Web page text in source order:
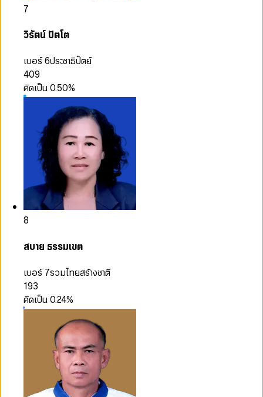
7
วิรัตน์ ปัตโต
เบอร์ 6ประชาธิปัตย์
409
คิดเป็น0.50%
8
สบาย ธรรมเขต
เบอร์ 7รวมไทยสร้างชาติ
193
คิดเป็น0.24%